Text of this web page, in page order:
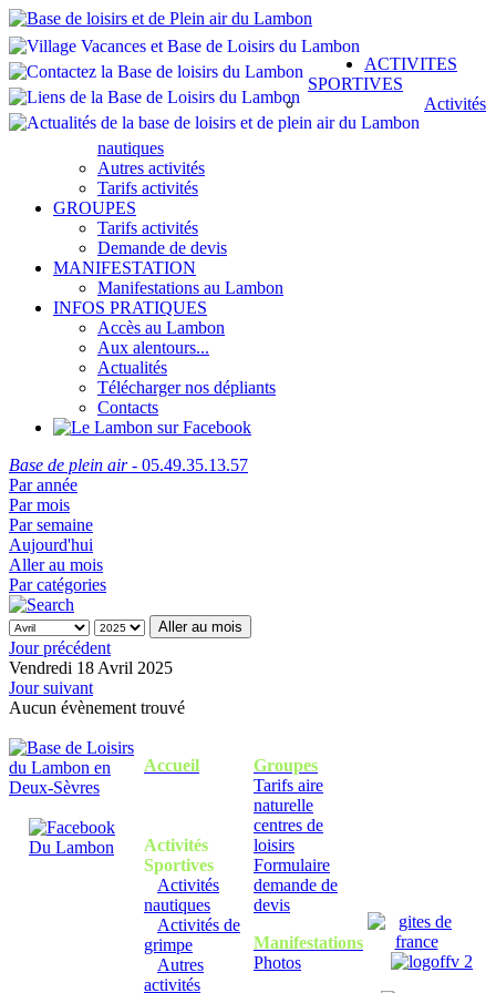
ACTIVITES
SPORTIVES
Activités
nautiques
Autres activités
Tarifs activités
GROUPES
Tarifs activités
Demande de devis
MANIFESTATION
Manifestations au Lambon
INFOS PRATIQUES
Accès au Lambon
Aux alentours...
Actualités
Télécharger nos dépliants
Contacts
Base de plein air- 05.49.35.13.57
Par année
Par mois
Par semaine
Aujourd'hui
Aller au mois
Par catégories
Aller au mois
Jour précédent
Vendredi 18 Avril 2025
Jour suivant
Aucun évènement trouvé
Accueil
Activités
Sportives
Activités
nautiques
Activités de
grimpe
Autres
activités
Groupes
Tarifs aire
naturelle
centres de
loisirs
Formulaire
demande de
devis
Manifestations
Photos